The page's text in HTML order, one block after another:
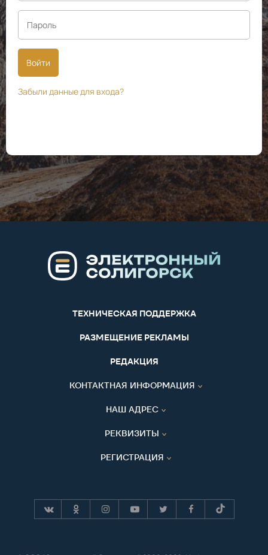
Войти
Забыли данные для входа?
ТЕХНИЧЕСКАЯ ПОДДЕРЖКА
РАЗМЕЩЕНИЕ РЕКЛАМЫ
РЕДАКЦИЯ
КОНТАКТНАЯ ИНФОРМАЦИЯ
НАШ АДРЕС
РЕКВИЗИТЫ
РЕГИСТРАЦИЯ